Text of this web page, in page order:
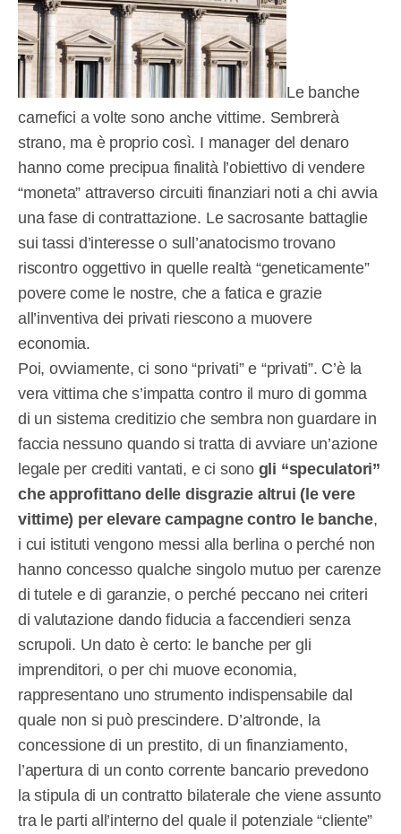
Le banche
carnefici a volte sono anche vittime. Sembrerà
strano, ma è proprio così. I manager del denaro
hanno come precipua finalità l’obiettivo di vendere
“moneta” attraverso circuiti finanziari noti a chi avvia
una fase di contrattazione. Le sacrosante battaglie
sui tassi d’interesse o sull’anatocismo trovano
riscontro oggettivo in quelle realtà “geneticamente”
povere come le nostre, che a fatica e grazie
all’inventiva dei privati riescono a muovere
economia.
Poi, ovviamente, ci sono “privati” e “privati”. C’è la
vera vittima che s’impatta contro il muro di gomma
di un sistema creditizio che sembra non guardare in
faccia nessuno quando si tratta di avviare un’azione
legale per crediti vantati, e ci sono gli “speculatori”
che approfittano delle disgrazie altrui (le vere
vittime) per elevare campagne contro le banche,
i cui istituti vengono messi alla berlina o perché non
hanno concesso qualche singolo mutuo per carenze
di tutele e di garanzie, o perché peccano nei criteri
di valutazione dando fiducia a faccendieri senza
scrupoli. Un dato è certo: le banche per gli
imprenditori, o per chi muove economia,
rappresentano uno strumento indispensabile dal
quale non si può prescindere. D’altronde, la
concessione di un prestito, di un finanziamento,
l’apertura di un conto corrente bancario prevedono
la stipula di un contratto bilaterale che viene assunto
tra le parti all’interno del quale il potenziale “cliente”